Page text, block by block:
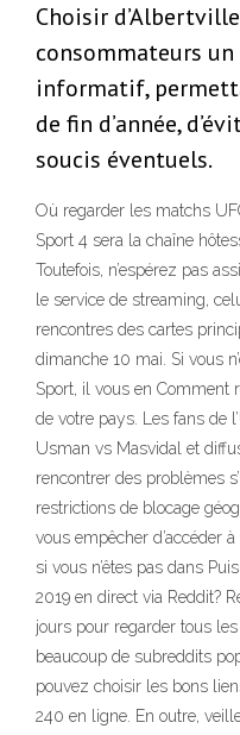
Choisir
consommateurs
informatif,
de fin d’année,
soucis éventuels.
Où regarder les matchs
Sport 4 sera la chaîne
Toutefois, n’espérez pas
le service de streaming,
rencontres des cartes
dimanche 10 mai. Si vous
Sport, il vous en Comment
de votre pays. Les fans de
Usman vs Masvidal et
rencontrer des problèmes
restrictions de blocage
vous empêcher d’accéder
si vous n’êtes pas dans
2019 en direct via Reddit?
jours pour regarder tous
beaucoup de subreddits
pouvez choisir les bons
240 en ligne. En outre,